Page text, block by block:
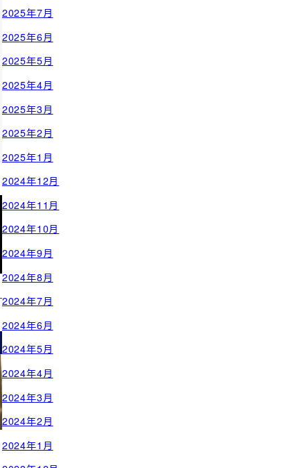
2025年7月
2025年6月
2025年5月
2025年4月
2025年3月
2025年2月
2025年1月
2024年12月
2024年11月
2024年10月
2024年9月
2024年8月
2024年7月
2024年6月
2024年5月
2024年4月
2024年3月
2024年2月
2024年1月